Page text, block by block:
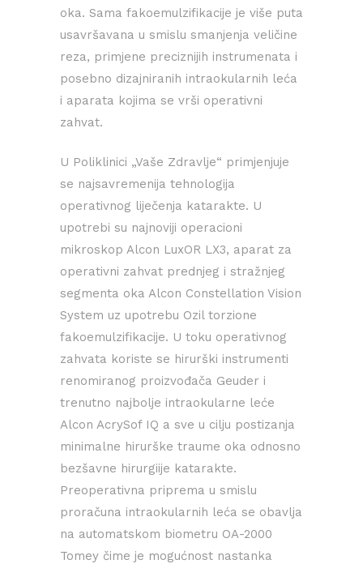
oka. Sama fakoemulzifikacije je više puta
usavršavana u smislu smanjenja veličine
reza, primjene preciznijih instrumenata i
posebno dizajniranih intraokularnih leća
i aparata kojima se vrši operativni
zahvat.
U Poliklinici „Vaše Zdravlje“ primjenjuje
se najsavremenija tehnologija
operativnog liječenja katarakte. U
upotrebi su najnoviji operacioni
mikroskop Alcon LuxOR LX3, aparat za
operativni zahvat prednjeg i stražnjeg
segmenta oka Alcon Constellation Vision
System uz upotrebu Ozil torzione
fakoemulzifikacije. U toku operativnog
zahvata koriste se hirurški instrumenti
renomiranog proizvođača Geuder i
trenutno najbolje intraokularne leće
Alcon AcrySof IQ a sve u cilju postizanja
minimalne hirurške traume oka odnosno
bezšavne hirurgiije katarakte.
Preoperativna priprema u smislu
proračuna intraokularnih leća se obavlja
na automatskom biometru OA-2000
Tomey čime je mogućnost nastanka